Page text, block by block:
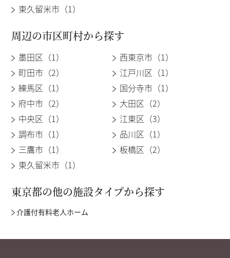
東久留米市（1）
周辺の市区町村から探す
墨田区（1）
西東京市（1）
町田市（2）
江戸川区（1）
練馬区（1）
国分寺市（1）
府中市（2）
大田区（2）
中央区（1）
江東区（3）
調布市（1）
品川区（1）
三鷹市（1）
板橋区（2）
東久留米市（1）
東京都の他の施設タイプから探す
介護付有料老人ホーム